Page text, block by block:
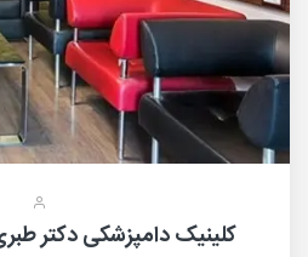
کلینیک دامپزشکی دکتر